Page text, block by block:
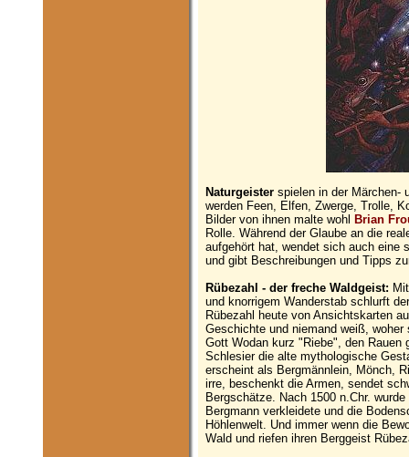
Naturgeister spielen in der Märchen-
werden Feen, Elfen, Zwerge, Trolle,
Bilder von ihnen malte wohl Brian
Rolle. Während der Glaube an die
aufgehört hat, wendet sich auch eine
und gibt Beschreibungen und Tipps
Rübezahl - der freche Waldgeist:
und knorrigem Wanderstab schlurft
Rübezahl heute von Ansichtskarten
Geschichte und niemand weiß,
Gott Wodan kurz "Riebe", den Rauen
Schlesier die alte mythologische
erscheint als Bergmännlein, Mönch,
irre, beschenkt die Armen, sendet
Bergschätze. Nach 1500 n.Chr.
Bergmann verkleidete und die
Höhlenwelt. Und immer wenn die
Wald und riefen ihren Berggeist